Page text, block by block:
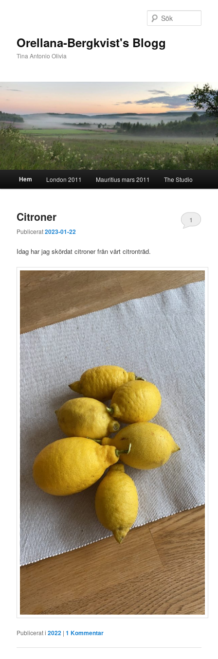
Orellana-Bergkvist's Blogg
Tina Antonio Olivia
Huvudmeny
Hem London 2011 Mauritius mars 2011 The Studio
Citroner
Publicerat2023-01-22
1
Idag har jag skördat citroner från vårt citronträd.
Publicerat i 2022 |1 Kommentar